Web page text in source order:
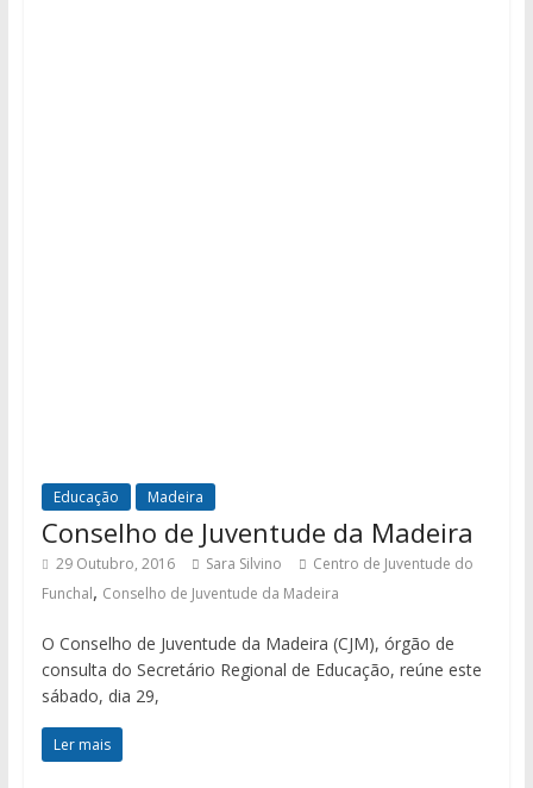
Educação Madeira
Conselho de Juventude da Madeira
29 Outubro, 2016 Sara Silvino
Centro de Juventude do
Funchal, Conselho de Juventude da Madeira
O Conselho de Juventude da Madeira (CJM), órgão de
consulta do Secretário Regional de Educação, reúne este
sábado, dia 29,
Ler mais